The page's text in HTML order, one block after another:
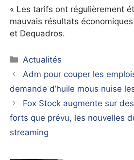
« Les tarifs ont régulièrement
mauvais résultats
et Dequadros.
Catégories
Actualités
Adm pour couper les
demande d’huile mous nuise
Fox Stock augmente sur
forts que prévu, les nouvelles
streaming